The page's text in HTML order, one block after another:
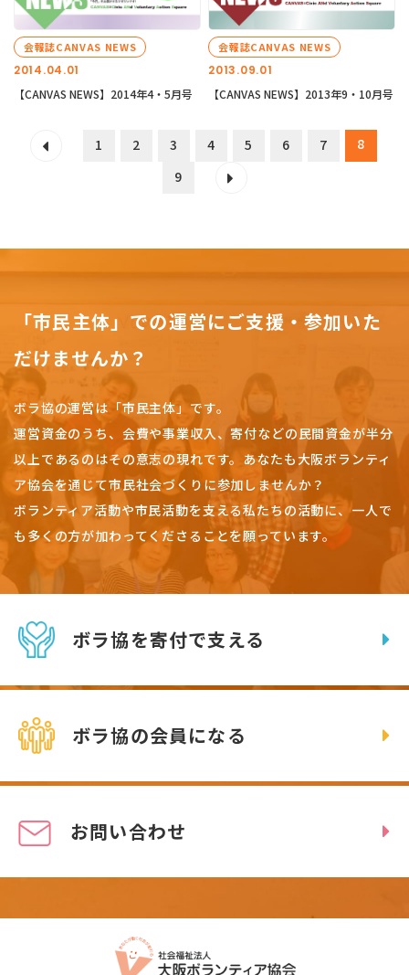
2014.04.01
会報誌CANVAS NEWS
【CANVAS NEWS】2014年4・5月号
2013.09.01
会報誌CANVAS NEWS
【CANVAS NEWS】2013年9・10月号
1 2 3 4 5 6 7
8
9
「市民主体」での運営にご支援・参加いた
だけませんか？
ボラ協の運営は「市民主体」です。
運営資金のうち、会費や事業収入、寄付などの民間資金が半分
以上であるのはその意志の現れです。 あなたも大阪ボランティ
ア協会を通じて市民社会づくりに参加しませんか？
ボランティア活動や市民活動を支える私たちの活動に、一人で
も多くの方が加わってくださることを願っています。
ボラ協を寄付で支える
ボラ協の会員になる
お問い合わせ